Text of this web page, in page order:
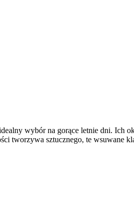
wybór na gorące letnie dni. Ich
tworzywa sztucznego, te wsuwane